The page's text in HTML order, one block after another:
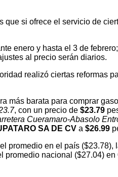
si ofrece el servicio de
enero y hasta el 3 de
al precio serán diarios.
realizó ciertas reformas
más barata para comprar
, con un precio de $23.79
Cueramaro-Abasolo
SA DE CV a $26.99
promedio en el país ($23.78),
promedio nacional ($27.04)